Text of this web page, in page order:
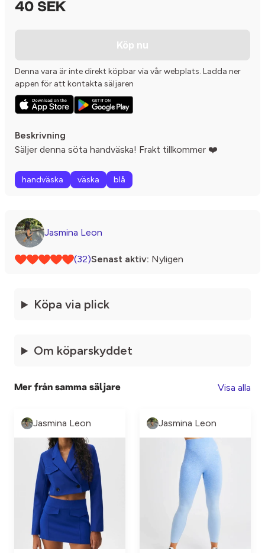
40 SEK
Köp nu
Denna vara är inte direkt köpbar via vår webplats. Ladda ner
appen för att kontakta säljaren
Beskrivning
Säljer denna söta handväska! Frakt tillkommer ❤️
handväska väska blå
Jasmina Leon
(32)Senast aktiv: Nyligen
Köpa via plick
Om köparskyddet
Mer från samma säljare Visa alla
Jasmina Leon Jasmina Leon